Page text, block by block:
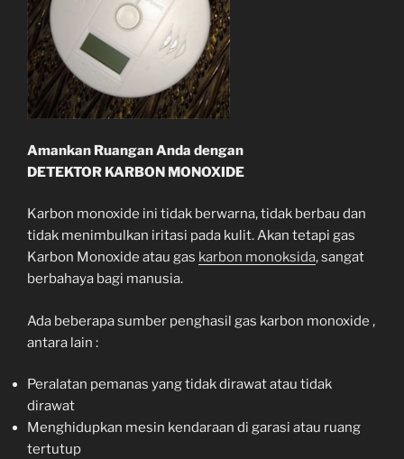
Amankan Ruangan Anda dengan
DETEKTOR KARBON MONOXIDE
Karbon monoxide ini tidak berwarna, tidak berbau dan
tidak menimbulkan iritasi pada kulit. Akan tetapi gas
Karbon Monoxide atau gas karbon monoksida, sangat
berbahaya bagi manusia.
Ada beberapa sumber penghasil gas karbon monoxide ,
antara lain :
Peralatan pemanas yang tidak dirawat atau tidak
dirawat
Menghidupkan mesin kendaraan di garasi atau ruang
tertutup